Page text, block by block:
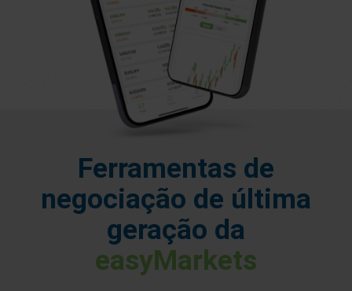
Ferramentas de
negociação de última
geração da
easyMarkets